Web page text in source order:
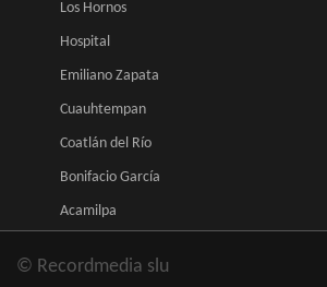
Los Hornos
Hospital
Emiliano Zapata
Cuauhtempan
Coatlán del Río
Bonifacio García
Acamilpa
© Recordmedia slu